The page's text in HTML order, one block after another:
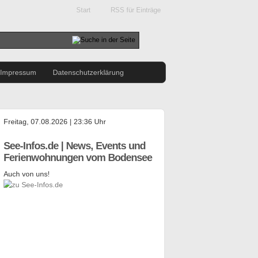
Start RSS für Einträge
Impressum Datenschutzerklärung
Freitag, 07.08.2026 | 23:36 Uhr
See-Infos.de | News, Events und
Ferienwohnungen vom Bodensee
Auch von uns!